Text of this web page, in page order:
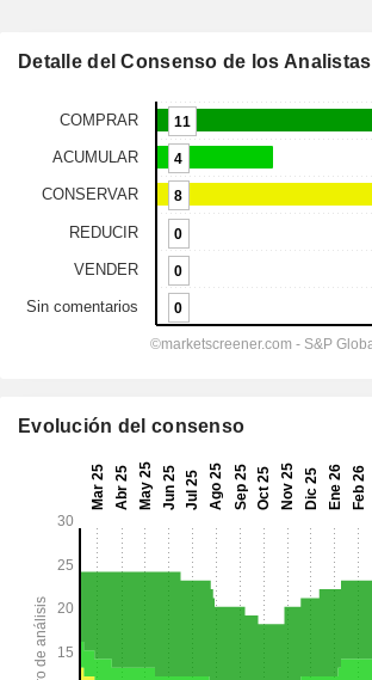
Detalle del Consenso de los Analistas
Evolución del consenso